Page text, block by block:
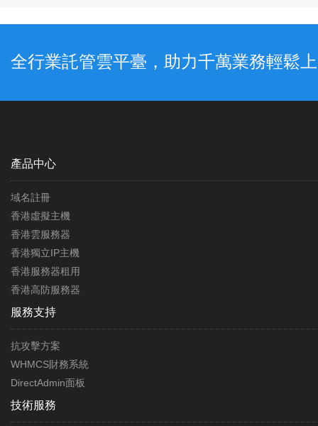
全行業託管雲平臺，助力千萬業務輕鬆
產品中心
域名註冊
香港虛擬主機
香港雲服務器
香港獨立IP主機
香港服務器租用
香港高防服務器
服務支持
抗攻擊方案
WHMCS財務系統
DirectAdmin面板
技術服務